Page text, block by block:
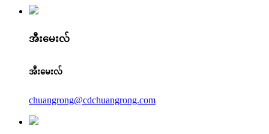
အီးမေးလ်
အီးမေးလ်
chuangrong@cdchuangrong.com